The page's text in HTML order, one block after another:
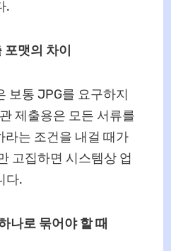
.
맷의 차이
보통 JPG를 요구하지
제출용은 모든 서류를
라는 조건을 내걸 때가
고집하면 시스템상 업
다.
나로 묶어야 할 때